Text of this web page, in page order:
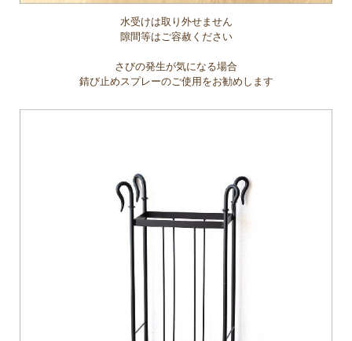
水受けは取り外せません
隙間等はご容赦ください
さびの発生が気になる場合
錆び止めスプレーのご使用をお勧めします